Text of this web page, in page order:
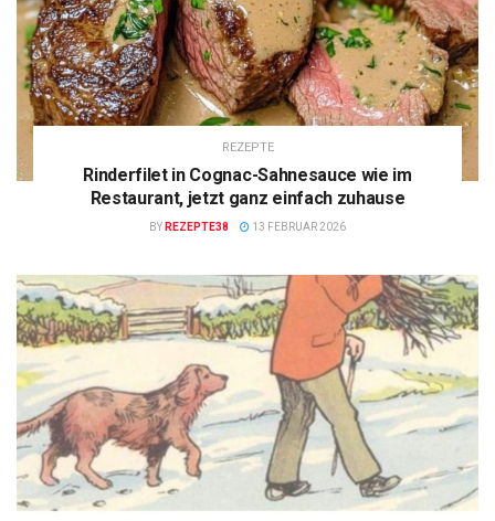
REZEPTE
Rinderfilet in Cognac-Sahnesauce wie im
Restaurant, jetzt ganz einfach zuhause
BY REZEPTE38 13 FEBRUAR 2026